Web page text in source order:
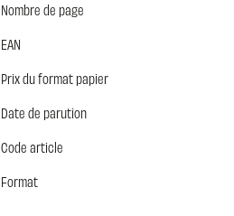
Nombre de page
EAN
Prix du format papier
Date de parution
Code article
Format